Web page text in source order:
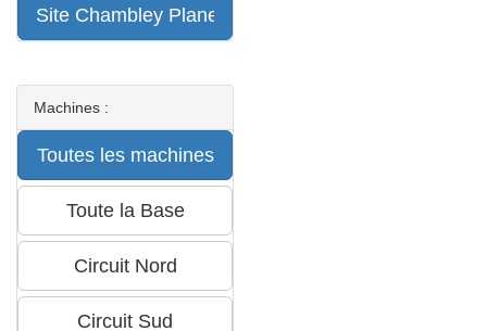
Machines :